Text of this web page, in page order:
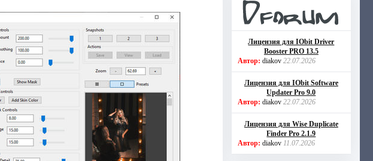
Лицензия для IObit Driver
Booster PRO 13.5
Автор: diakov 22.07.2026
Лицензия для IObit Software
Updater Pro 9.0
Автор: diakov 22.07.2026
Лицензия для Wise Duplicate
Finder Pro 2.1.9
Автор: diakov 11.07.2026